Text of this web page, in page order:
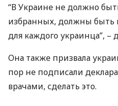
“В Украине не должно
избранных, должны быть
для каждого украинца”, –
Она также призвала
пор не подписали
врачами, сделать это.